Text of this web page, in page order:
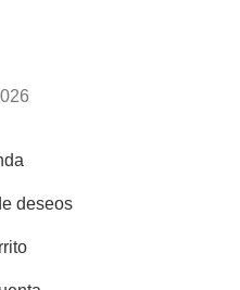
deseos